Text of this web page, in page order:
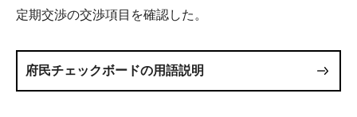
定期交渉の交渉項目を確認した。
府民チェックボードの用語説明